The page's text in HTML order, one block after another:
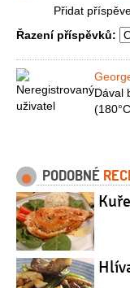
Přidat
Řazení příspěvků:
Dával
PODOBNÉ